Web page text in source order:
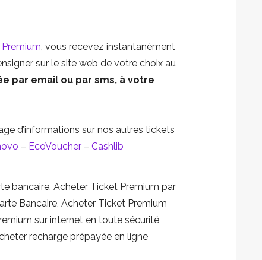
, vous recevez instantanément
sur le site web de votre choix au
par email ou par sms, à votre
d’informations sur nos autres tickets
– EcoVoucher – Cashlib
bancaire, Acheter Ticket Premium par
Bancaire, Acheter Ticket Premium
sur internet en toute sécurité,
recharge prépayée en ligne